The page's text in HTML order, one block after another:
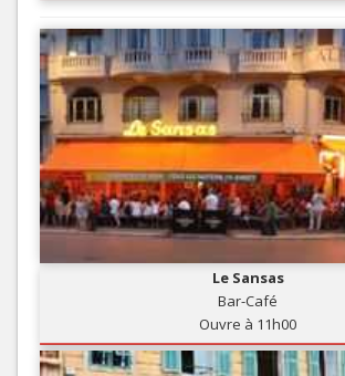
Le Sansas
Bar-Café
Ouvre à 11h00